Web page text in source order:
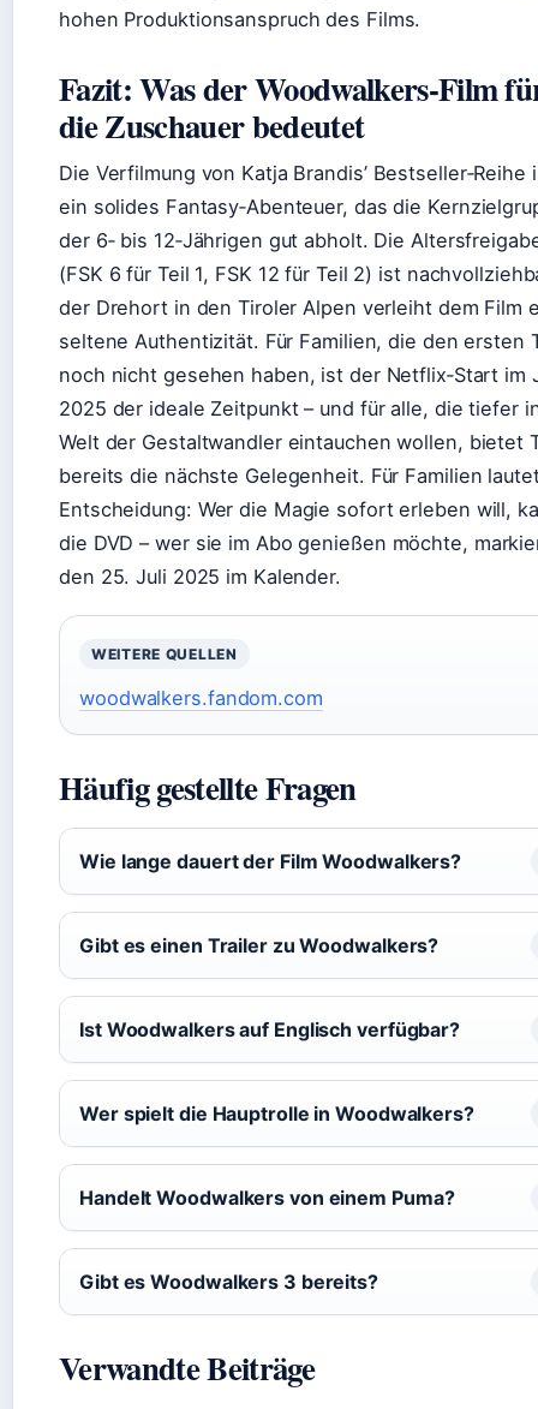
hohen Produktionsanspruch des Films.
Fazit: Was der Woodwalkers-Film
die Zuschauer bedeutet
Die Verfilmung von Katja Brandis’ Bestseller‑Reihe
ein solides Fantasy‑Abenteuer, das die
der 6‑ bis 12‑Jährigen gut abholt. Die
(FSK 6 für Teil 1, FSK 12 für Teil 2) ist
der Drehort in den Tiroler Alpen verleiht dem Film
seltene Authentizität. Für Familien, die den ersten
noch nicht gesehen haben, ist der Netflix‑Start im
2025 der ideale Zeitpunkt – und für alle, die tiefer
Welt der Gestaltwandler eintauchen wollen, bietet
bereits die nächste Gelegenheit. Für Familien
Entscheidung: Wer die Magie sofort erleben will,
die DVD – wer sie im Abo genießen möchte,
den 25. Juli 2025 im Kalender.
WEITERE QUELLEN
woodwalkers.fandom.com
Häufig gestellte Fragen
Wie lange dauert der Film Woodwalkers?
Gibt es einen Trailer zu Woodwalkers?
Ist Woodwalkers auf Englisch verfügbar?
Wer spielt die Hauptrolle in Woodwalkers?
Handelt Woodwalkers von einem Puma?
Gibt es Woodwalkers 3 bereits?
Verwandte Beiträge